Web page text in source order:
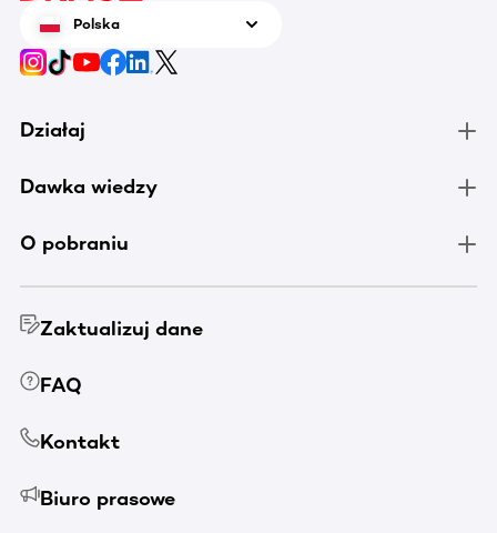
Polska
Działaj
Dawka wiedzy
O pobraniu
Zaktualizuj dane
FAQ
Kontakt
Biuro prasowe